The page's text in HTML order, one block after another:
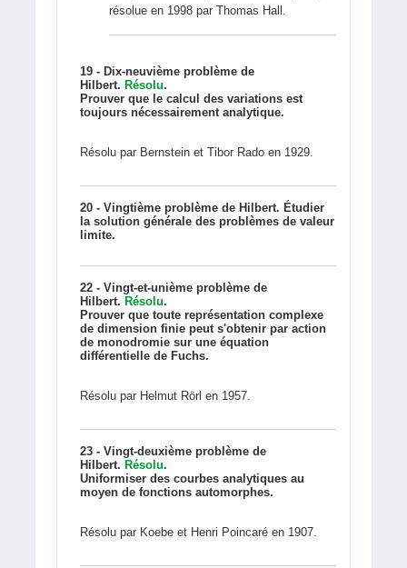
résolue en 1998 par Thomas Hall.
19 - Dix-neuvième problème de
Hilbert. Résolu.
Prouver que le calcul des variations est
toujours nécessairement analytique.
Résolu par Bernstein et Tibor Rado en 1929.
20 - Vingtième problème de Hilbert. Étudier
la solution générale des problèmes de valeur
limite.
22 - Vingt-et-unième problème de
Hilbert. Résolu.
Prouver que toute représentation complexe
de dimension finie peut s'obtenir par action
de monodromie sur une équation
différentielle de Fuchs.
Résolu par Helmut Rörl en 1957.
23 - Vingt-deuxième problème de
Hilbert. Résolu.
Uniformiser des courbes analytiques au
moyen de fonctions automorphes.
Résolu par Koebe et Henri Poincaré en 1907.